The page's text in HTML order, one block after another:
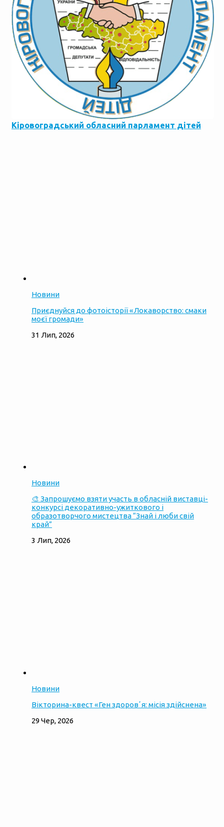
Кіровоградський обласний парламент дітей
Новини
Приєднуйся до фотоісторії «Локаворство: смаки
моєї громади»
31 Лип, 2026
Новини
🎨 Запрошуємо взяти участь в обласній виставці-
конкурсі декоративно-ужиткового і
образотворчого мистецтва “Знай і люби свій
край”
3 Лип, 2026
Новини
Вікторина-квест «Ген здоровʼя: місія здійснена»
29 Чер, 2026